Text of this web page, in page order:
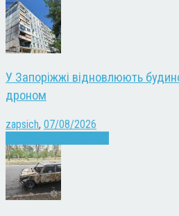
У Запоріжжі відновлюють
дроном
zapsich, 07/08/2026